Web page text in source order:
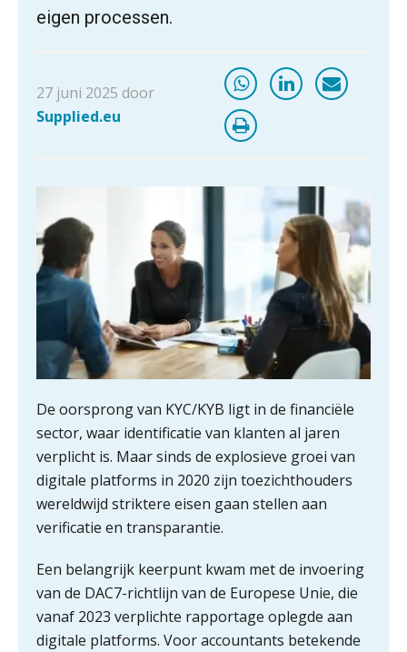
eigen processen.
27 juni 2025 door
Supplied.eu
De oorsprong van KYC/KYB ligt in de financiële
sector, waar identificatie van klanten al jaren
verplicht is. Maar sinds de explosieve groei van
digitale platforms in 2020 zijn toezichthouders
wereldwijd striktere eisen gaan stellen aan
verificatie en transparantie.
Een belangrijk keerpunt kwam met de invoering
van de DAC7-richtlijn van de Europese Unie, die
vanaf 2023 verplichte rapportage oplegde aan
digitale platforms. Voor accountants betekende